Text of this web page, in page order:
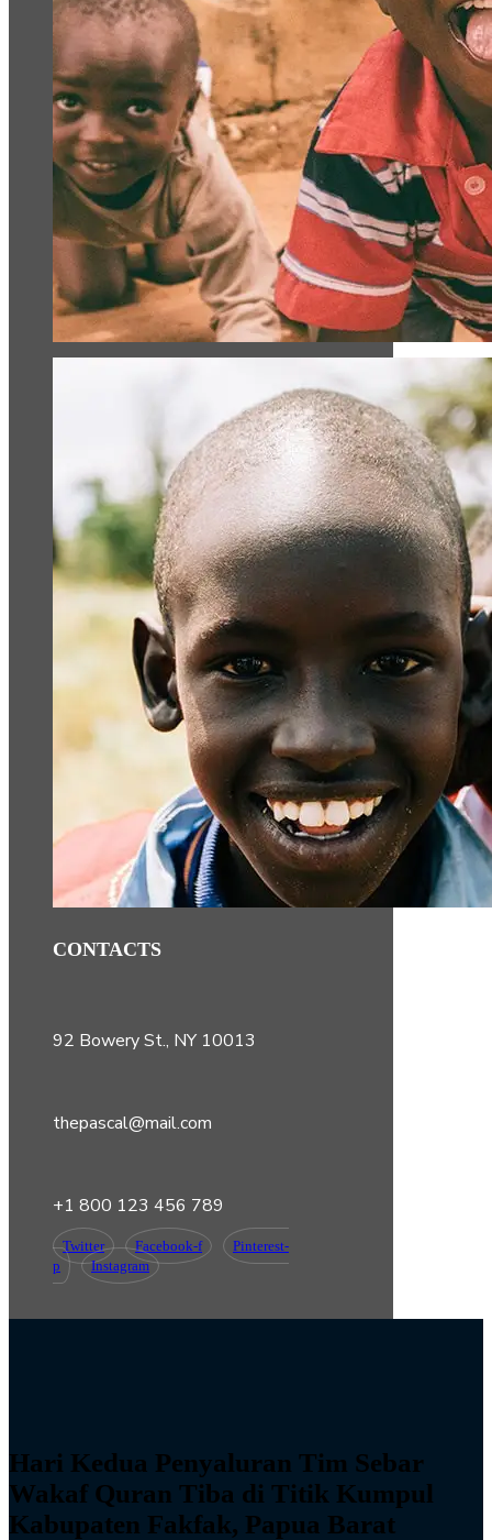
CONTACTS
92 Bowery St., NY 10013
thepascal@mail.com
+1 800 123 456 789
Twitter Facebook-f
Pinterest-
p
Instagram
Hari Kedua Penyaluran Tim Sebar
Wakaf Quran Tiba di Titik Kumpul
Kabupaten Fakfak, Papua Barat